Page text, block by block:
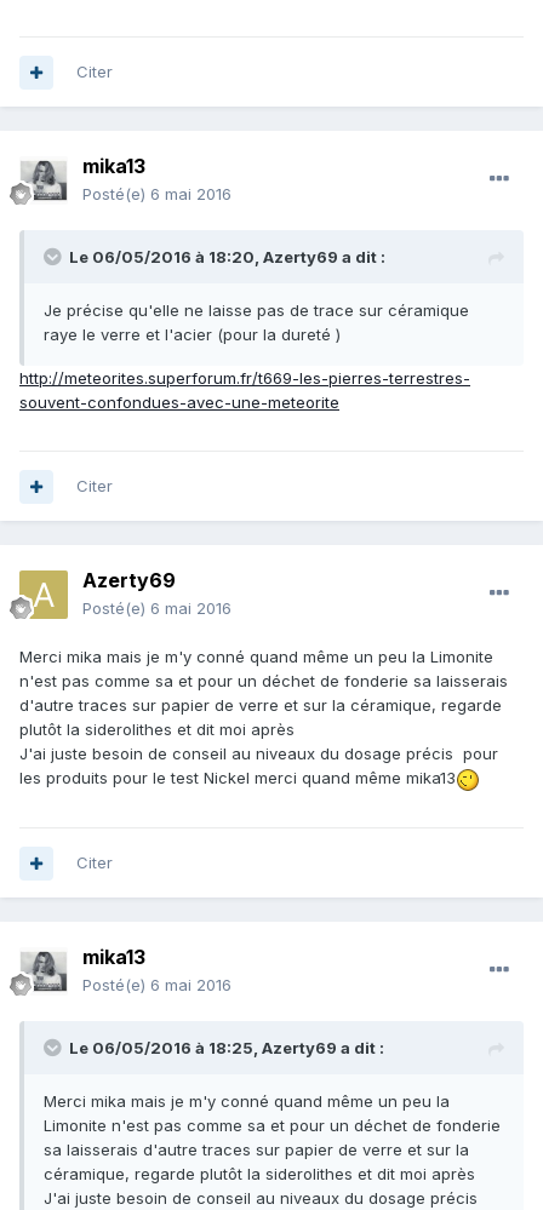
Citer
mika13
Posté(e) 6 mai 2016
Le 06/05/2016 à 18:20, Azerty69 a dit :
Je précise qu'elle ne laisse pas de trace sur céramique
raye le verre et l'acier (pour la dureté )
http://meteorites.superforum.fr/t669-les-pierres-terrestres-
souvent-confondues-avec-une-meteorite
Citer
Azerty69
Posté(e) 6 mai 2016
Merci mika mais je m'y conné quand même un peu la Limonite
n'est pas comme sa et pour un déchet de fonderie sa laisserais
d'autre traces sur papier de verre et sur la céramique, regarde
plutôt la siderolithes et dit moi après
J'ai juste besoin de conseil au niveaux du dosage précis pour
les produits pour le test Nickel merci quand même mika13
Citer
mika13
Posté(e) 6 mai 2016
Le 06/05/2016 à 18:25, Azerty69 a dit :
Merci mika mais je m'y conné quand même un peu la
Limonite n'est pas comme sa et pour un déchet de fonderie
sa laisserais d'autre traces sur papier de verre et sur la
céramique, regarde plutôt la siderolithes et dit moi après
J'ai juste besoin de conseil au niveaux du dosage précis